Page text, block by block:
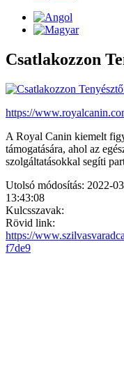
Csatlakozzon
https://
A Royal Canin kiemelt
támogatására, ahol az
szolgáltatásokkal segíti
Utolsó módosítás: 2022-
13:43:08
Kulcsszavak:
Rövid link:
https://
f7de9